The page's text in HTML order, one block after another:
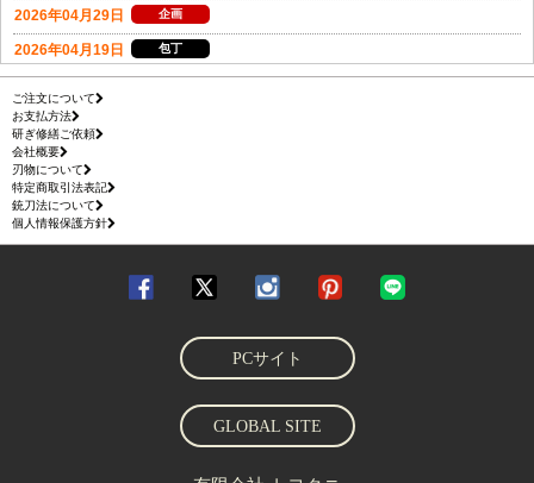
ご注文について
お支払方法
研ぎ修繕ご依頼
会社概要
刃物について
特定商取引法表記
銃刀法について
個人情報保護方針
PCサイト
GLOBAL SITE